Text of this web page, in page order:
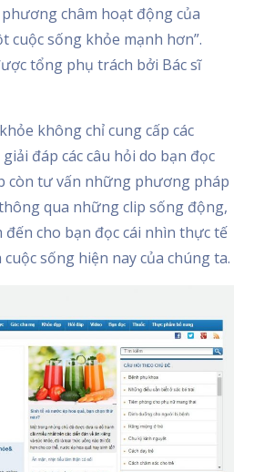
châm hoạt động của
cuộc sống khỏe mạnh hơn”.
tổng phụ trách bởi Bác sĩ
không chỉ cung cấp các
đáp các câu hỏi do bạn đọc
còn tư vấn những phương pháp
qua những clip sống động,
đến cho bạn đọc cái nhìn thực tế
sống hiện nay của chúng ta.